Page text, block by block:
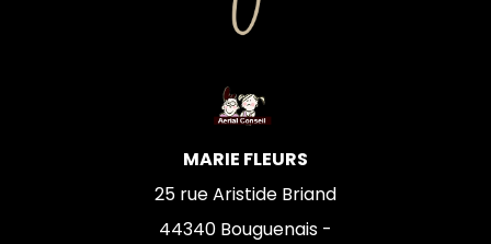
MARIE FLEURS
25 rue Aristide Briand
44340 Bouguenais -